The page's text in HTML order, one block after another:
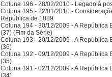
Coluna 196 - 28/02/2010 - Legado à
Coluna 195 - 22/01/2010 -
República de 1889
Coluna 194 - 30/12/2009 - A República
(37) (Fim da Série)
Coluna 193 - 20/12/2009 - A República
(36)
Coluna 192 - 09/12/2009 - A República
(35)
Coluna 191 - 02/12/2009 - A República
(34)